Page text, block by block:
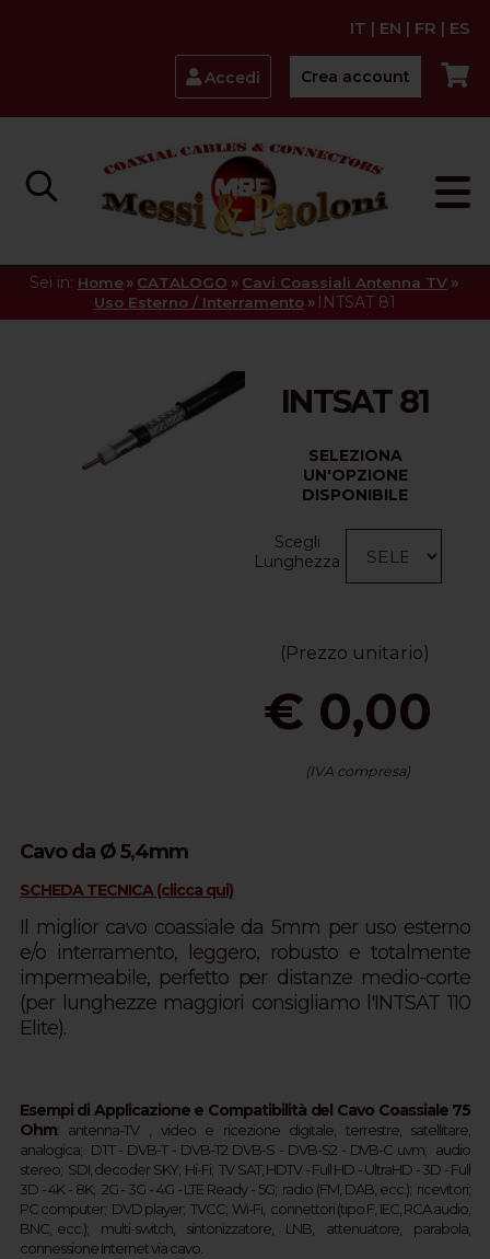
IT | EN | FR | ES
Accedi Crea account
Sei in: Home » CATALOGO » Cavi Coassiali Antenna TV »
Uso Esterno / Interramento » INTSAT 81
INTSAT 81
SELEZIONA
UN'OPZIONE
DISPONIBILE
Scegli
Lunghezza
(Prezzo unitario)
€ 0,00
(IVA compresa)
Cavo da Ø 5,4mm
SCHEDA TECNICA (clicca qui)
Il miglior cavo coassiale da 5mm per uso esterno
e/o interramento, leggero, robusto e totalmente
impermeabile, perfetto per distanze medio-corte
(per lunghezze maggiori consigliamo l'INTSAT 110
Elite).
Esempi di Applicazione e Compatibilità del Cavo Coassiale 75
Ohm: antenna-TV , video e ricezione digitale, terrestre, satellitare,
analogica; DTT - DVB-T - DVB-T2 DVB-S - DVB-S2 - DVB-C uvm; audio
stereo; SDI, decoder SKY; Hi-Fi; TV SAT, HDTV - Full HD -UltraHD - 3D - Full
3D - 4K - 8K;  2G - 3G - 4G - LTE Ready - 5G; radio (FM, DAB, ecc.);  ricevitori;
PC computer;  DVD player;  TVCC;  Wi-Fi,  connettori (tipo F, IEC, RCA audio,
BNC, ecc.);  multi-switch,  sintonizzatore,  LNB,  attenuatore,  parabola,
connessione Internet via cavo.